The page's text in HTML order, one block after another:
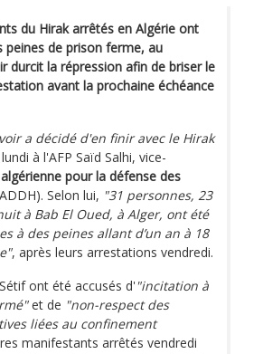
du Hirak arrêtés en Algérie ont
peines de prison ferme, au
durcit la répression afin de briser le
avant la prochaine échéance
a décidé d'en finir avec le Hirak
à l'AFP Saïd Salhi, vice-
pour la défense des
Selon lui, "31 personnes, 23
à Bab El Oued, à Alger, ont été
à des peines allant d’un an à 18
, après leurs arrestations vendredi.
ont été accusés d' "incitation à
et de "non-respect des
liées au confinement
manifestants arrêtés vendredi